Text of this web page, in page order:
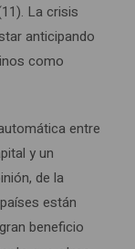
La crisis
anticipando
como
entre
y un
de la
están
beneficio